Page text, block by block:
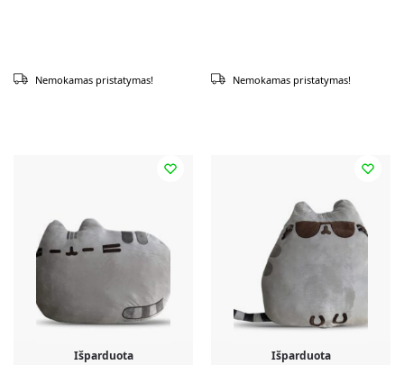
Nemokamas pristatymas! Nemokamas pristatymas!
Išparduota Išparduota